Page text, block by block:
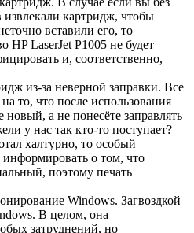
картридж, чтобы
вставили его, то
HP LaserJet P1005 не будет
и, соответственно,
из-за неверной заправки. Все
то, что после использования
новый, а не понесёте заправлять
у нас так кто-то поступает?
халтурно, то особый
о том, что
поэтому печать
Windows. Загвоздкой
В целом, она
затруднений, но